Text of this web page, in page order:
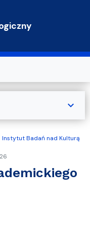
Instytut Badań nad Kulturą
expand_more